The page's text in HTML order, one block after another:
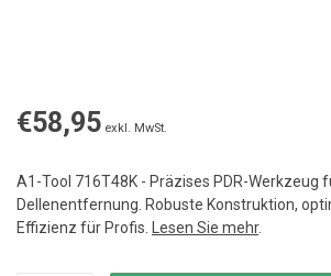
€58,95 exkl. MwSt.
A1-Tool 716T48K - Präzises PDR-Werkzeug
Dellenentfernung. Robuste Konstruktion,
Effizienz für Profis.
Lesen Sie mehr.